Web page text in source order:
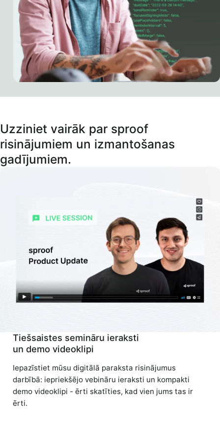
Uzziniet vairāk par sproof
risinājumiem un izmantošanas
gadījumiem.
Tiešsaistes semināru ieraksti
un demo videoklipi
Iepazīstiet mūsu digitālā paraksta risinājumus
darbībā: iepriekšējo vebināru ieraksti un kompakti
demo videoklipi - ērti skatīties, kad vien jums tas ir
ērti.